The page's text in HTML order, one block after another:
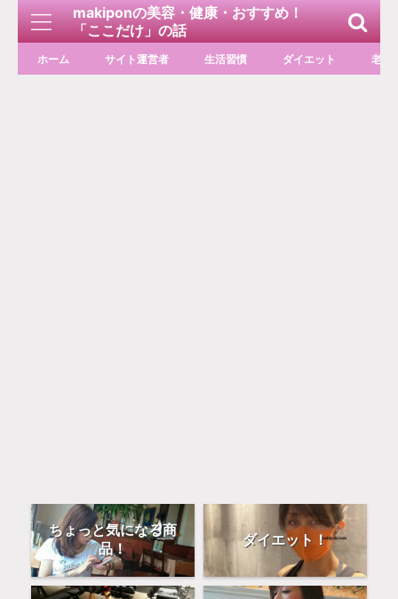
makiponの美容・健康・おすすめ！
「ここだけ」の話
ホーム サイト運営者 生活習慣 ダイエット 老化
ちょっと気になる商
品！
ダイエット！